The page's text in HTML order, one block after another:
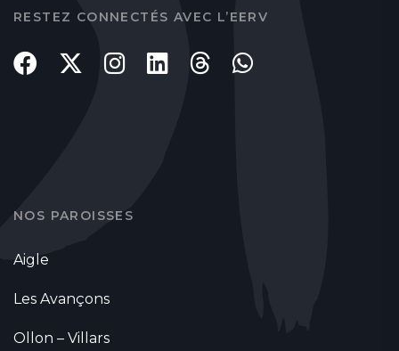
RESTEZ CONNECTÉS AVEC L’EERV
NOS PAROISSES
Aigle
Les Avançons
Ollon – Villars